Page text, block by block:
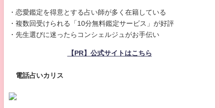
・恋愛鑑定を得意とする占い師が多く在籍している
・複数回受けられる「10分無料鑑定サービス」が好評
・先生選びに迷ったらコンシェルジュがお手伝い
【PR】公式サイトはこちら
電話占いカリス